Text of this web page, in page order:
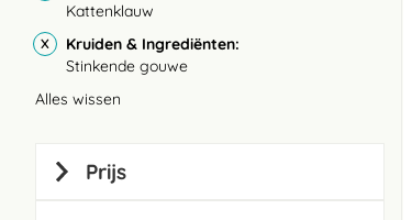
Kattenklauw
Kruiden & Ingrediënten
Stinkende gouwe
Alles wissen
Prijs